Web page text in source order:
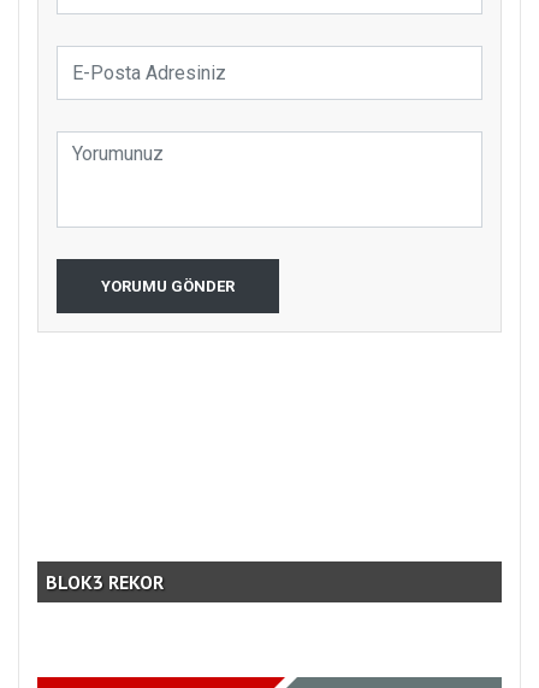
YORUMU GÖNDER
BLOK3 REKOR